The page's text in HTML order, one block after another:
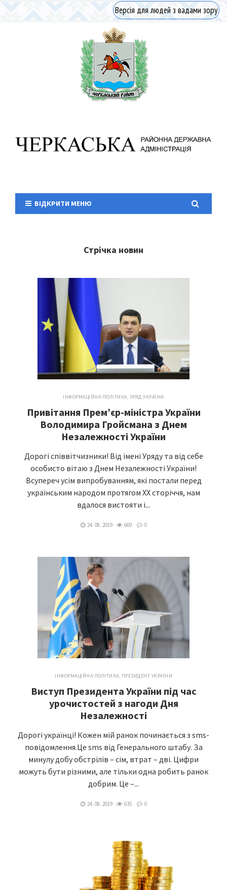
Версія для людей з вадами зору
ВІДКРИТИ МЕНЮ
Стрічка новин
ІНФОРМАЦІЙНА ПОЛІТИКА, УРЯД УКРАЇНИ
Привітання Прем’єр-міністра України
Володимира Гройсмана з Днем
Незалежності України
Дорогі співвітчизники! Від імені Уряду та від себе
особисто вітаю з Днем Незалежності України!
Всупереч усім випробуванням, які постали перед
українським народом протягом ХХ сторіччя, нам
вдалося вистояти і...
24. 08. 2019 669 0
ІНФОРМАЦІЙНА ПОЛІТИКА, ПРЕЗИДЕНТ УКРАЇНИ
Виступ Президента України під час
урочистостей з нагоди Дня
Незалежності
Дорогі українці! Кожен мій ранок починається з sms-
повідомлення.Це sms від Генерального штабу. За
минулу добу обстрілів – сім, втрат – дві. Цифри
можуть бути різними, але тільки одна робить ранок
добрим. Це –...
24. 08. 2019 635 0